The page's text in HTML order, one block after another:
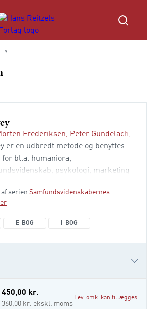
*
Frederiksen, Peter Gundelach,
er en udbredt metode og benyttes
for bl.a. humaniora,
psykologi, marketing
er der mange
som f.eks. konsulentfirmaer
institutioner, der arbejder med
i design af undersøgelsen og
af serien Samfundsvidenskabernes
E-BOG I-BOG
450,00 kr.
360,00 kr. ekskl. moms
Lev. omk. kan tillægges